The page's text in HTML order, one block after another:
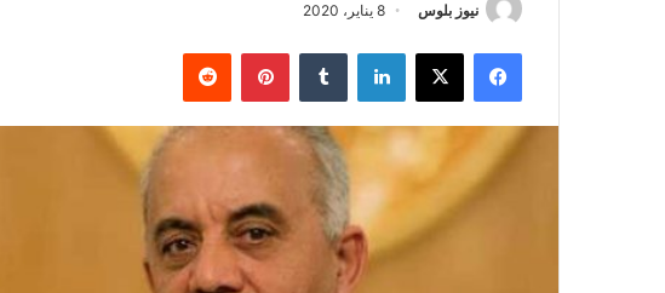
نيوز بلوس 8 يناير، 2020
فيسبوك X لينكدإن بينتيريست